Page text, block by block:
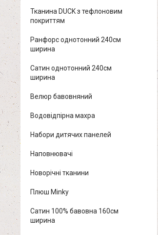
Тканина DUCK з тефлоновим
покриттям
Ранфорс однотонний 240см
ширина
Сатин однотонний 240см
ширина
Велюр бавовняний
Водовідпірна махра
Набори дитячих панелей
Наповнювачі
Новорічні тканини
Плюш Minky
Сатин 100% бавовна 160см
ширина